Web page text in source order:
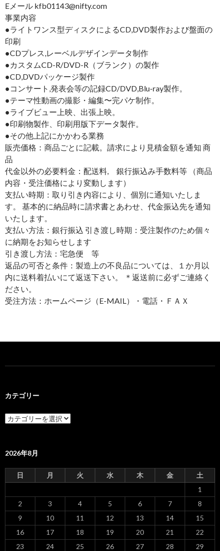
Eメール kfb01143@nifty.com
事業内容
●ライトワンス型ディスクによるCD,DVD製作および盤面の
印刷
●CDプレス,レーベルデザインデータ制作
●カスタムCD-R/DVD-R（ブランク）の製作
●CD,DVDパッケージ製作
●コンサート,発表会等の記録CD/DVD,Blu-ray製作。
●テーマ性動画の撮影・編集〜完パケ制作。
●ライブビュー上映、出張上映。
●印刷物製作、印刷用版下データ製作。
●その他上記にかかわる業務
販売価格：商品ごとに記載。請求により見積金額を通知 商
品
代金以外の必要料金：配送料, 銀行振込み手数料等 （商品
内容・受注価格により変動します）
支払い時期：取り引き内容により、個別に通知いたしま
す。 基本的に納品時に請求書とあわせ、代金振込先を通知
いたします。
支払い方法：銀行振込 引き渡し時期：受注製作のため個々
に納期をお知らせします
引き渡し方法：宅急便 等
返品の可否と条件：製造上の不良品については、１か月以
内に送料着払いにて返送下さい。 ＊返送前に必ずご連絡く
ださい。
受注方法：ホームページ（E-MAIL）・電話・ＦＡＸ
カテゴリー
カ
テ
ー
2026年8月
日 月 火 水 木 金
土
1
2
3 4 5 6 7
8
9
10 11 12 13 14
15
16
17 18 19 20 21
22
23
24 25 26 27 28
29